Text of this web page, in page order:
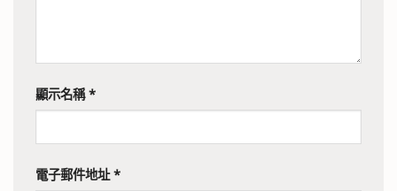
顯示名稱*
電子郵件地址*